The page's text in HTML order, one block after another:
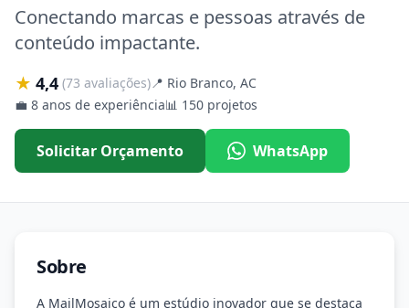
Conectando marcas e pessoas através de
conteúdo impactante.
★ 4,4 (73 avaliações)📍 Rio Branco, AC
💼 8 anos de experiência📊 150 projetos
Solicitar Orçamento WhatsApp
Sobre
A MailMosaico é um estúdio inovador que se destaca